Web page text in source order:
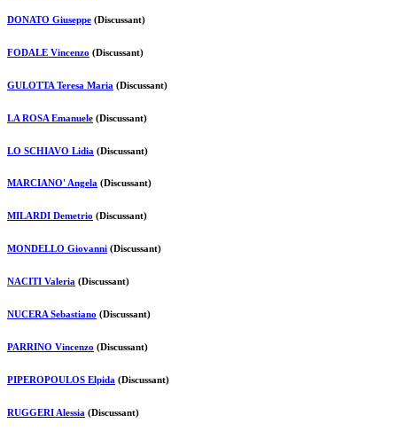
DONATO Giuseppe (Discussant)
FODALE Vincenzo (Discussant)
GULOTTA Teresa Maria (Discussant)
LA ROSA Emanuele (Discussant)
LO SCHIAVO Lidia (Discussant)
MARCIANO' Angela (Discussant)
MILARDI Demetrio (Discussant)
MONDELLO Giovanni (Discussant)
NACITI Valeria (Discussant)
NUCERA Sebastiano (Discussant)
PARRINO Vincenzo (Discussant)
PIPEROPOULOS Elpida (Discussant)
RUGGERI Alessia (Discussant)